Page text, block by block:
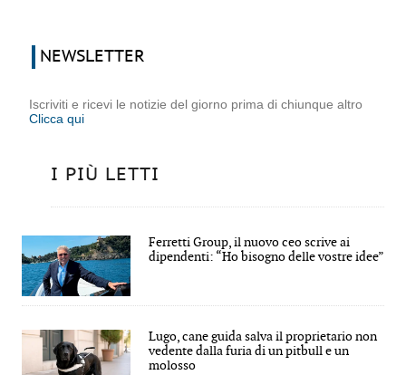
NEWSLETTER
Iscriviti e ricevi le notizie del giorno prima di chiunque altro
Clicca qui
I PIÙ LETTI
Ferretti Group, il nuovo ceo scrive ai
dipendenti: “Ho bisogno delle vostre idee”
Lugo, cane guida salva il proprietario non
vedente dalla furia di un pitbull e un
molosso